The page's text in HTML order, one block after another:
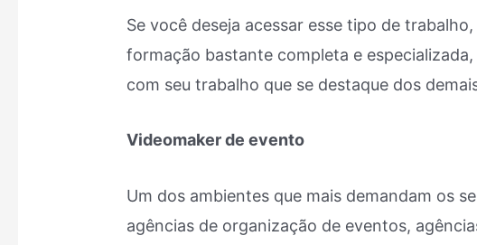
Se você deseja acessar esse tipo de
formação bastante completa e
com seu trabalho que se destaque dos
Videomaker de evento
Um dos ambientes que mais demandam os
agências de organização de eventos,